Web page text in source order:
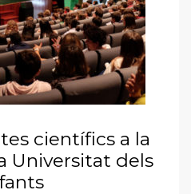
científics a la
Universitat dels